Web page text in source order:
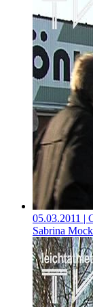
05.03.2011 |
Sabrina